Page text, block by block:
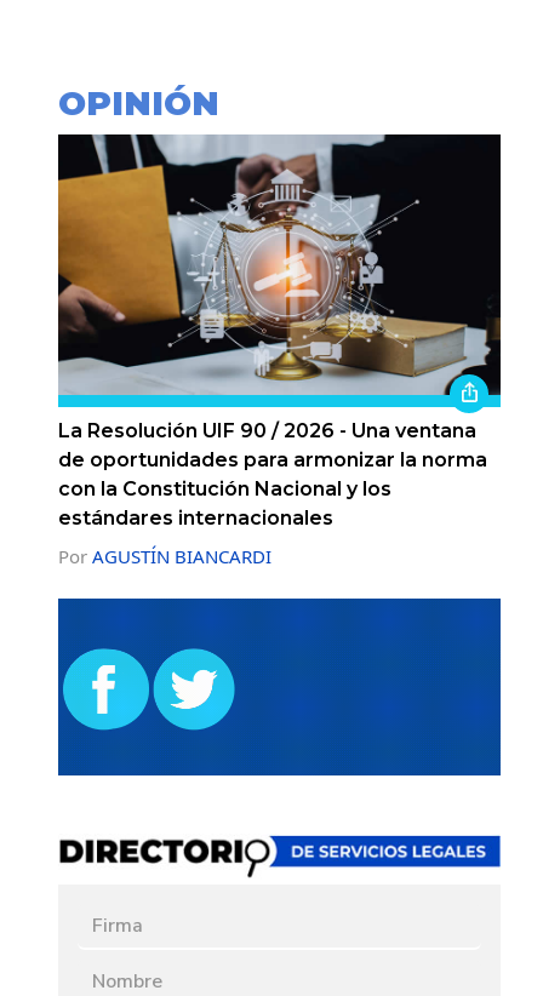
OPINIÓN
La Resolución UIF 90 / 2026 - Una ventana
de oportunidades para armonizar la norma
con la Constitución Nacional y los
estándares internacionales
Por AGUSTÍN BIANCARDI